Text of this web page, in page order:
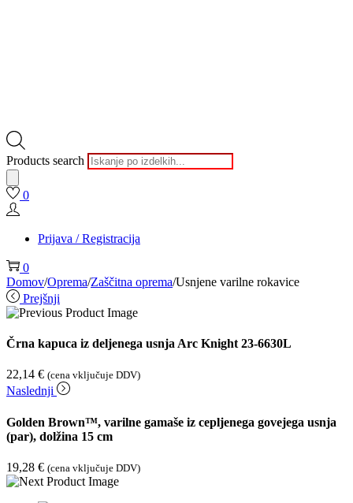
Products search
0
Prijava / Registracija
0
Domov/Oprema/Zaščitna oprema/Usnjene varilne rokavice
Prejšnji
Črna kapuca iz deljenega usnja Arc Knight 23-6630L
22,14 € (cena vključuje DDV)
Naslednji
Golden Brown™, varilne gamaše iz cepljenega govejega usnja
(par), dolžina 15 cm
19,28 € (cena vključuje DDV)